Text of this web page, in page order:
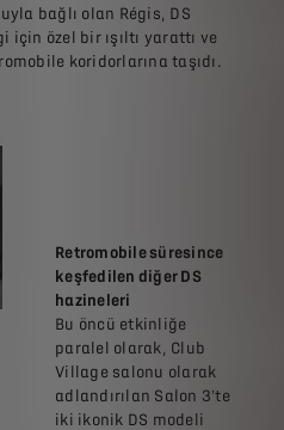
bağlı olan Régis, DS
için özel bir ışıltı yarattı ve
koridorlarına taşıdı.
Retromobile süresince
keşfedilen diğer DS
hazineleri
Bu öncü etkinliğe
paralel olarak, Club
Village salonu olarak
adlandırılan Salon 3'te
iki ikonik DS modeli